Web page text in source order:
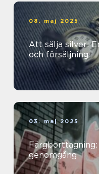
08. maj 2025
Att sälja silver:
och försäljning
03. maj 2025
genomgång